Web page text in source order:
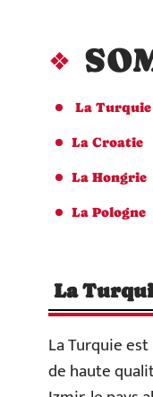
La Turquie
La Croatie
La Hongrie
La Pologne
La
La Turquie
de haute